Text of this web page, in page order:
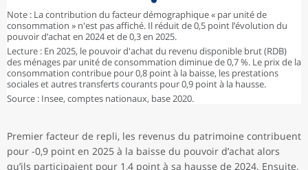
Note : La contribution du facteur démographique « par unité de
consommation » n'est pas affiché. Il réduit de 0,5 point l’évolution du
pouvoir d’achat en 2024 et de 0,3 en 2025.
Lecture : En 2025, le pouvoir d'achat du revenu disponible brut (RDB)
des ménages par unité de consommation diminue de 0,7 %. Le prix de la
consommation contribue pour 0,8 point à la baisse, les prestations
sociales et autres transferts courants pour 0,9 point à la hausse.
Source : Insee, comptes nationaux, base 2020.
Premier facteur de repli, les revenus du patrimoine contribuent
pour -0,9 point en 2025 à la baisse du pouvoir d’achat alors
qu’ils participaient pour 1,4 point à sa hausse de 2024. Ensuite,